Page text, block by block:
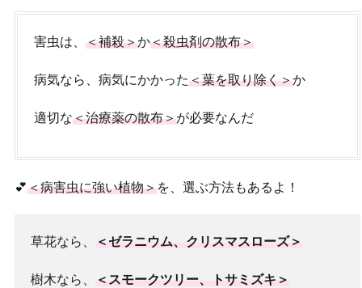
害虫は、 ＜補殺＞か＜殺虫剤の散布＞
病気なら、病気にかかった＜葉を取り除く＞か
適切な＜治療薬の散布＞が必要なんだ
💕＜病害虫に強い植物＞を、選ぶ方法もあるよ！
草花なら、 ＜ゼラニウム、クリスマスローズ＞
樹木なら、 ＜スモークツリー、トサミズキ＞